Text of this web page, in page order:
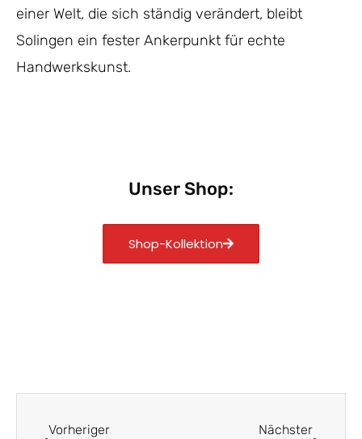
einer Welt, die sich ständig verändert, bleibt
Solingen ein fester Ankerpunkt für echte
Handwerkskunst.
Unser Shop:
Shop-Kollektion
Vorheriger Nächster